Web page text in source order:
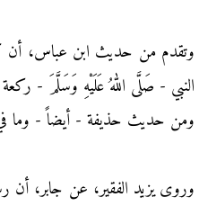
وتقدم من حديث ابن عباس،
النبي - صَلَّى اللهُ عَلَيْهِ وَسَلَّمَ -
ومن حديث حذيفة - أيضاً - وما
وروى يزيد الفقير، عن جابر، أن